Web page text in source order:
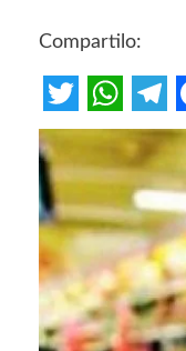
Compartilo:
Twitter